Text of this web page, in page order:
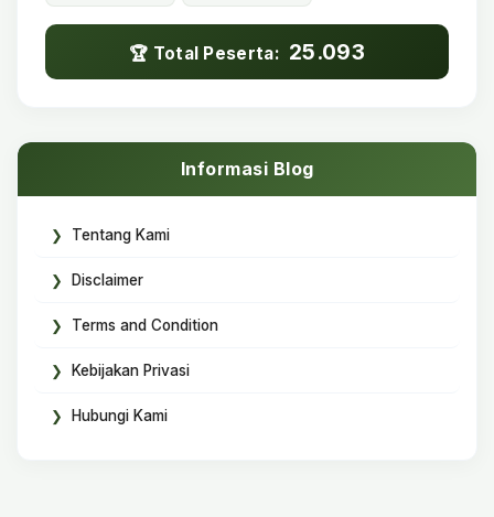
🏆 Total Peserta: 25.093
Informasi Blog
Tentang Kami
Disclaimer
Terms and Condition
Kebijakan Privasi
Hubungi Kami